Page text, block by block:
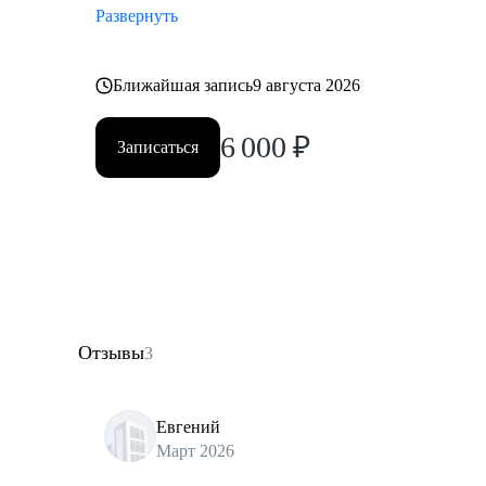
Развернуть
Ближайшая запись9 августа 2026
Записаться 6 000 ₽
Отзывы3
Евгений
Март 2026